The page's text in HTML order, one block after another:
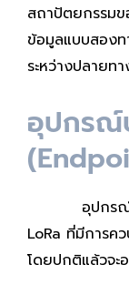
สถาปัตยกรรมข
ข้อมูลแบบสองท
ระหว่างปลายท
อุปกรณ์
อุปกรณ์ปลา
LoRa ที่มีการ
โดยปกติแล้วจ